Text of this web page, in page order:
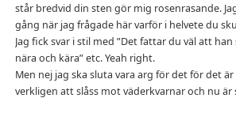
står bredvid din sten gör mig rosenrasande.
gång när jag frågade här varför i helvete du
Jag fick svar i stil med ”Det fattar du väl att
nära och kära” etc. Yeah right.
Men nej jag ska sluta vara arg för det för det
verkligen att slåss mot väderkvarnar och nu är